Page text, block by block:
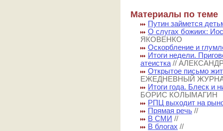
Материалы по теме
Путин займется
О слугах божиих:
ЯКОВЕНКО
Оскорбление и
Итоги недели.
атеистка //
Открытое письмо
ЕЖЕДНЕВНЫЙ
Итоги года. Блеск и
БОРИС КОЛЫМАГИН
РПЦ выходит на
Прямая речь //
В СМИ //
В блогах //